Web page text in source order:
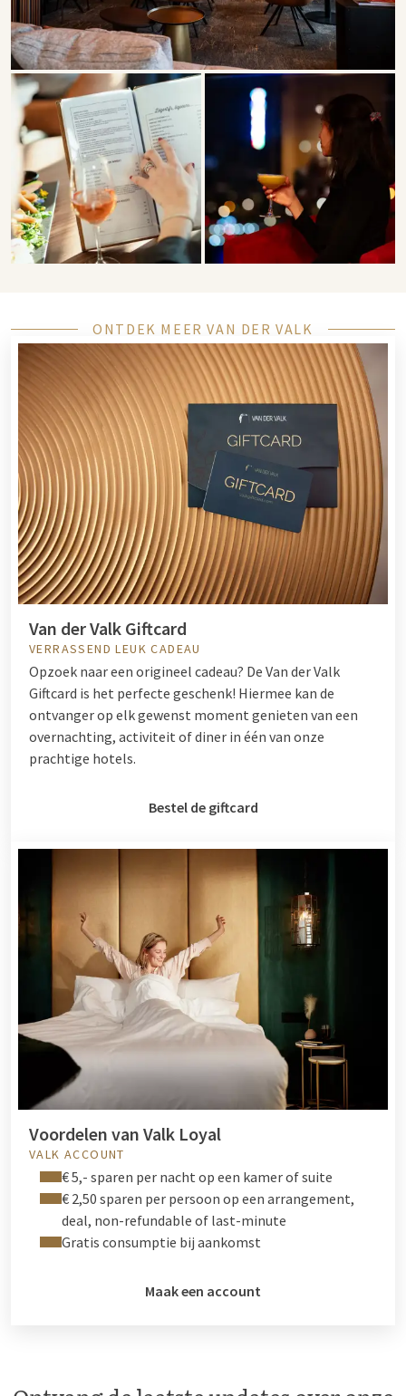
ONTDEK MEER VAN DER VALK
Van der Valk Giftcard
VERRASSEND LEUK CADEAU
Opzoek naar een origineel cadeau? De Van der Valk
Giftcard is het perfecte geschenk! Hiermee kan de
ontvanger op elk gewenst moment genieten van een
overnachting, activiteit of diner in één van onze
prachtige hotels.
Bestel de giftcard
Voordelen van Valk Loyal
VALK ACCOUNT
€ 5,- sparen per nacht op een kamer of suite
€ 2,50 sparen per persoon op een arrangement,
deal, non-refundable of last-minute
Gratis consumptie bij aankomst
Maak een account